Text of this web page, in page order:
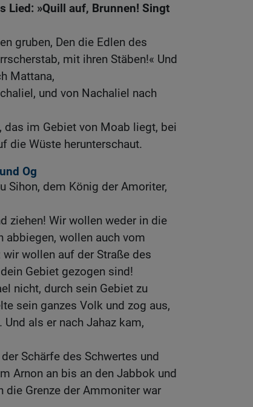
Lied: »Quill auf, Brunnen! Singt
gruben, Den die Edlen des
mit ihren Stäben!« Und
Mattana,
und von Nachaliel nach
das im Gebiet von Moab liegt, bei
die Wüste herunterschaut.
Og
Sihon, dem König der Amoriter,
ziehen! Wir wollen weder in die
abbiegen, wollen auch vom
wir wollen auf der Straße des
Gebiet gezogen sind!
nicht, durch sein Gebiet zu
sein ganzes Volk und zog aus,
als er nach Jahaz kam,
Schärfe des Schwertes und
Arnon an bis an den Jabbok und
die Grenze der Ammoniter war